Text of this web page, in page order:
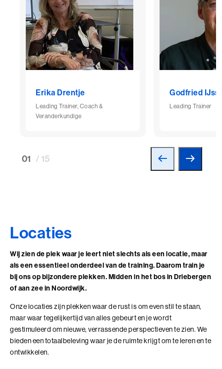
Erika Drentje
Leading Trainer, Coach &
Veranderkundige
Godfried
Leading Trainer
01 / 15
Locaties
Wij zien de plek waar je leert niet slechts als een locatie, maar
als een essentieel onderdeel van de training. Daarom train je
bij ons op bijzondere plekken. Midden in het bos in Driebergen
of aan zee in Noordwijk.
Onze locaties zijn plekken waar de rust is om even stil te staan,
maar waar tegelijkertijd van alles gebeurt en je wordt
gestimuleerd om nieuwe, verrassende perspectieven te zien. We
bieden een totaalbeleving waar je de ruimte krijgt om te leren en te
ontwikkelen.